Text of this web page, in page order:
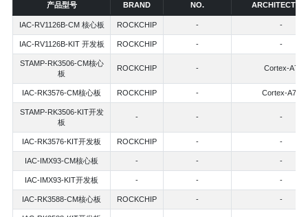
产品型号
BRAND
NO.
IAC-RV1126B-CM 核心板 ROCKCHIP - -
IAC-RV1126B-KIT 开发板 ROCKCHIP - -
STAMP-RK3506-CM核心
板
ROCKCHIP - Cortex-A7
IAC-RK3576-CM核心板 ROCKCHIP - Cortex-A72
STAMP-RK3506-KIT开发
板
- - -
IAC-RK3576-KIT开发板 ROCKCHIP - -
IAC-IMX93-CM核心板 - - -
IAC-IMX93-KIT开发板 - - -
IAC-RK3588-CM核心板 ROCKCHIP - -